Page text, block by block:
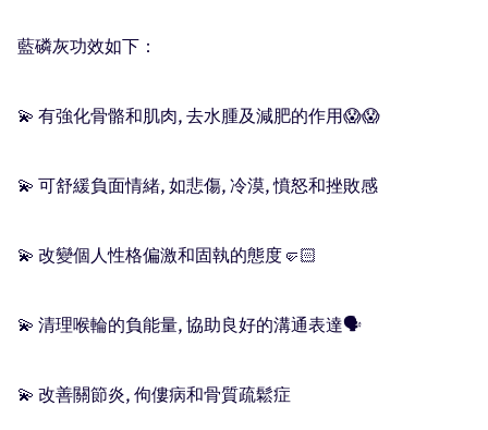
藍磷灰功效如下：
💫 有強化骨骼和肌肉, 去水腫及減肥的作用😱😱
💫 可舒緩負面情緒, 如悲傷, 冷漠, 憤怒和挫敗感
💫 改變個人性格偏激和固執的態度🤛🏻
💫 清理喉輪的負能量, 協助良好的溝通表達🗣
💫 改善關節炎, 佝僂病和骨質疏鬆症